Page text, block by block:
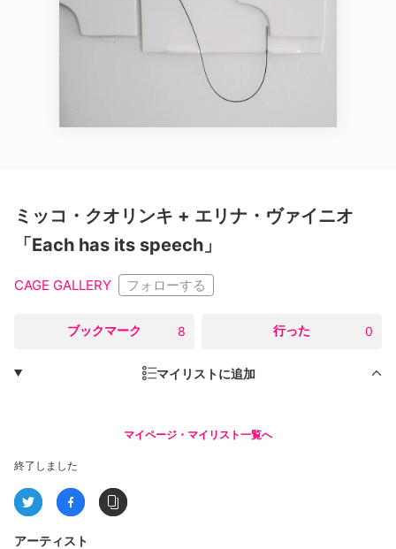
ミッコ・クオリンキ + エリナ・ヴァイニオ
「Each has its speech」
CAGE GALLERY フォローする
ブックマーク 8 行った 0
マイリストに追加
マイページ・マイリスト一覧へ
終了しました
アーティスト